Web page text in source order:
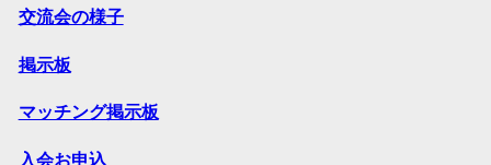
交流会の様子
掲示板
マッチング掲示板
入会お申込